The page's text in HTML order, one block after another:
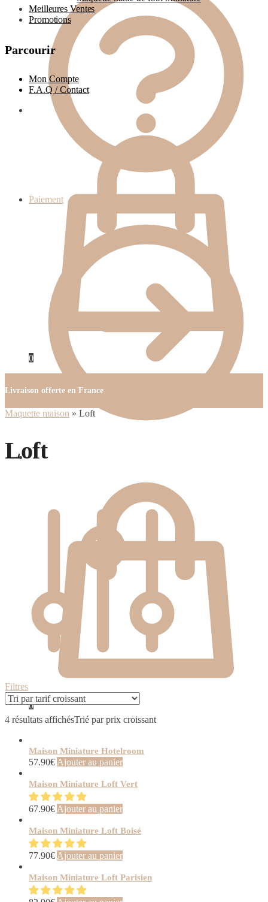
Paiement
0.00€
0
Meilleures Ventes
Promotions
Parcourir
Mon Compte
F.A.Q / Contact
0
Livraison offerte en France
Maquette maison » Loft
Loft
Filtres
4 résultats affichésTrié par prix croissant
Maison Miniature Hotelroom
57.90€ Ajouter au panier
Maison Miniature Loft Vert
67.90€ Ajouter au panier
Maison Miniature Loft Boisé
77.90€ Ajouter au panier
Maison Miniature Loft Parisien